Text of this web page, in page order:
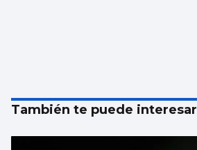
También te puede interesar